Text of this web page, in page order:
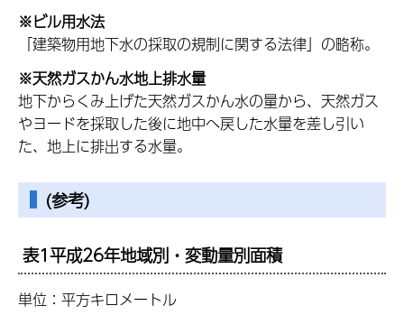
※ビル用水法
「建築物用地下水の採取の規制に関する法律」の略称。
※天然ガスかん水地上排水量
地下からくみ上げた天然ガスかん水の量から、天然ガス
やヨードを採取した後に地中へ戻した水量を差し引い
た、地上に排出する水量。
(参考)
表1平成26年地域別・変動量別面積
単位：平方キロメートル